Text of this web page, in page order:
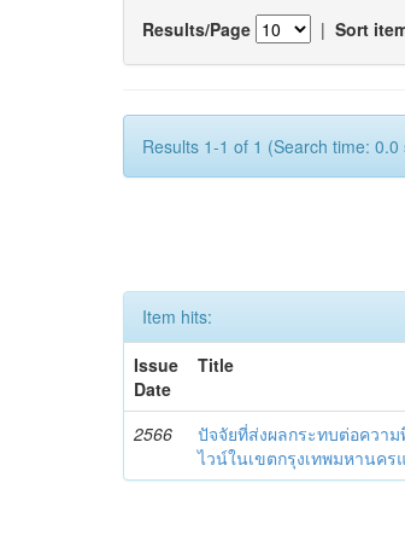
Results/Page | Sort
Results 1-1 of 1 (Search time: 0.0
Item hits:
Issue
Date
Title
2566
ปัจจัยที่ส่งผลกระทบต่อควา
ไวน์ในเขตกรุงเทพมหานค